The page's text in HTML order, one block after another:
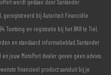
wordt gedaan door Santander
geregistreerd bij Autoriteit Financiële
Toetsing en registratie bij het BKR te Tiel.
en standaard informatieblad. Santander
en jouw MotoPort dealer geven geen advies.
financieel product aansluit bij je